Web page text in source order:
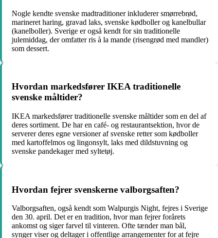
Nogle kendte svenske madtraditioner inkluderer smørrebrød,
marineret haring, gravad laks, svenske kødboller og kanelbullar
(kanelboller). Sverige er også kendt for sin traditionelle
julemiddag, der omfatter ris à la mande (risengrød med mandler)
som dessert.
Hvordan markedsfører IKEA traditionelle
svenske måltider?
IKEA markedsfører traditionelle svenske måltider som en del af
deres sortiment. De har en café- og restaurantsektion, hvor de
serverer deres egne versioner af svenske retter som kødboller
med kartoffelmos og lingonsylt, laks med dildstuvning og
svenske pandekager med syltetøj.
Hvordan fejrer svenskerne valborgsaften?
Valborgsaften, også kendt som Walpurgis Night, fejres i Sverige
den 30. april. Det er en tradition, hvor man fejrer forårets
ankomst og siger farvel til vinteren. Ofte tænder man bål,
synger viser og deltager i offentlige arrangementer for at fejre